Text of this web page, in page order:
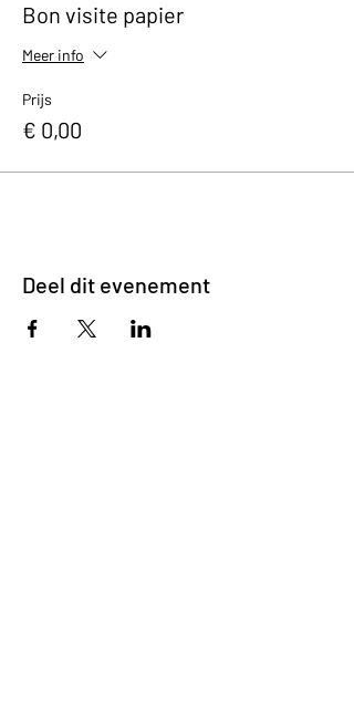
Bon visite papier
Meer info
Prijs
€ 0,00
Deel dit evenement